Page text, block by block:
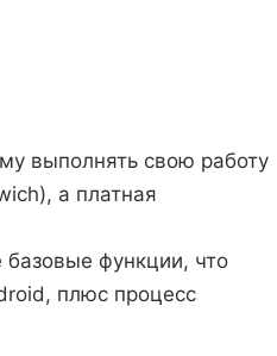
выполнять свою работу
а платная
базовые функции, что
плюс процесс